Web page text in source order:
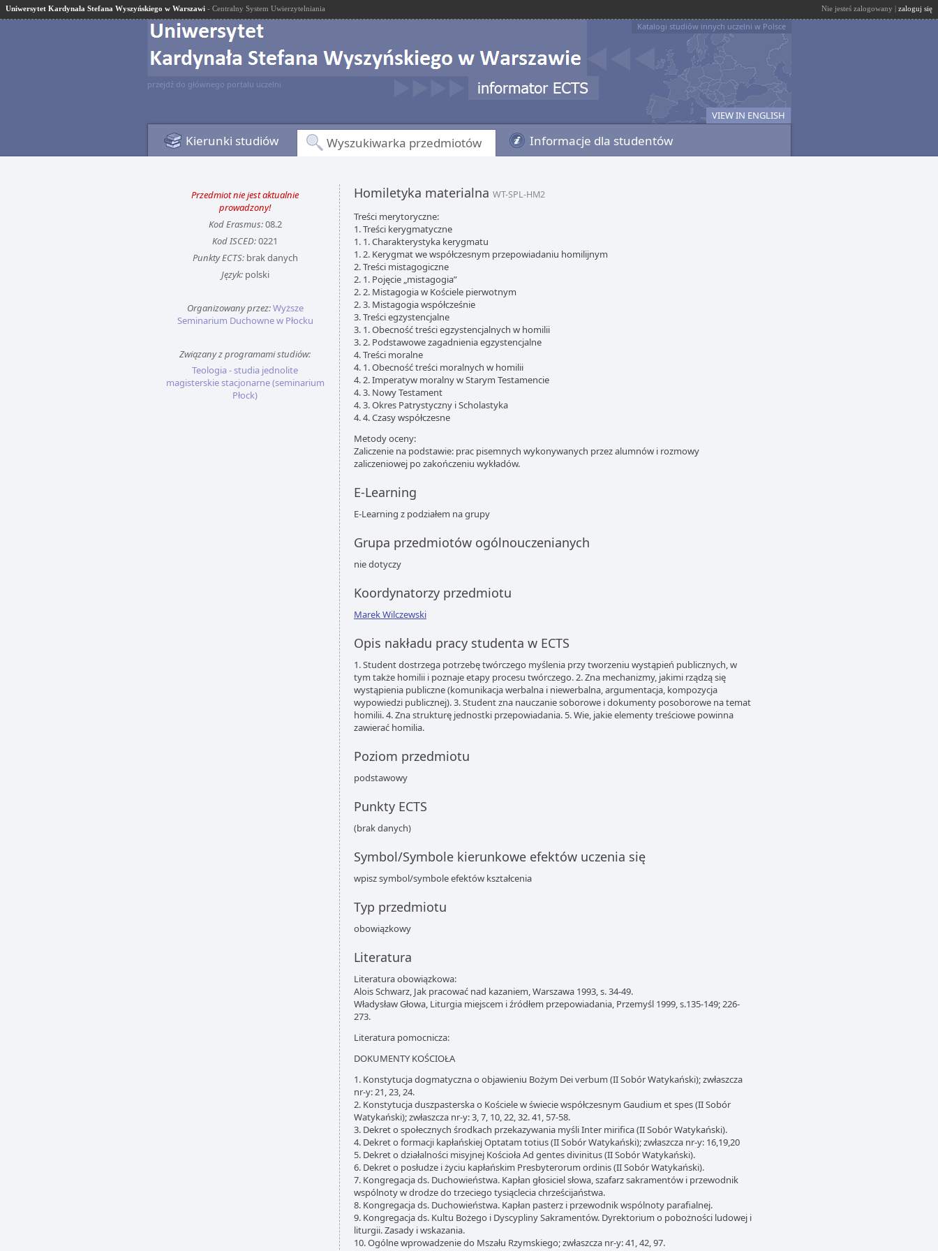
Uniwersytet Kardynała Stefana Wyszyńskiego w Warszawi - Centralny System Uwierzytelniania Nie jesteś zalogowany | zaloguj się
przejdź do głównego portalu uczelni
Katalogi studiów innych uczelni w Polsce
VIEW IN ENGLISH
Kierunki studiów Wyszukiwarka przedmiotów Informacje dla studentów
Przedmiot nie jest aktualnie
prowadzony!
Kod Erasmus:08.2
Kod ISCED:0221
Punkty ECTS:brak danych
Język:polski
Organizowany przez:Wyższe
Seminarium Duchowne w Płocku
Związany z programami studiów:
Teologia - studia jednolite
magisterskie stacjonarne (seminarium
Płock)
Homiletyka materialna WT-SPL-HM2
Treści merytoryczne:
1. Treści kerygmatyczne
1. 1. Charakterystyka kerygmatu
1. 2. Kerygmat we współczesnym przepowiadaniu homilijnym
2. Treści mistagogiczne
2. 1. Pojęcie „mistagogia”
2. 2. Mistagogia w Kościele pierwotnym
2. 3. Mistagogia współcześnie
3. Treści egzystencjalne
3. 1. Obecność treści egzystencjalnych w homilii
3. 2. Podstawowe zagadnienia egzystencjalne
4. Treści moralne
4. 1. Obecność treści moralnych w homilii
4. 2. Imperatyw moralny w Starym Testamencie
4. 3. Nowy Testament
4. 3. Okres Patrystyczny i Scholastyka
4. 4. Czasy współczesne
Metody oceny:
Zaliczenie na podstawie: prac pisemnych wykonywanych przez alumnów i rozmowy
zaliczeniowej po zakończeniu wykładów.
E-Learning
E-Learning z podziałem na grupy
Grupa przedmiotów ogólnouczenianych
nie dotyczy
Koordynatorzy przedmiotu
Marek Wilczewski
Opis nakładu pracy studenta w ECTS
1. Student dostrzega potrzebę twórczego myślenia przy tworzeniu wystąpień publicznych, w
tym także homilii i poznaje etapy procesu twórczego. 2. Zna mechanizmy, jakimi rządzą się
wystąpienia publiczne (komunikacja werbalna i niewerbalna, argumentacja, kompozycja
wypowiedzi publicznej). 3. Student zna nauczanie soborowe i dokumenty posoborowe na temat
homilii. 4. Zna strukturę jednostki przepowiadania. 5. Wie, jakie elementy treściowe powinna
zawierać homilia.
Poziom przedmiotu
podstawowy
Punkty ECTS
(brak danych)
Symbol/Symbole kierunkowe efektów uczenia się
wpisz symbol/symbole efektów kształcenia
Typ przedmiotu
obowiązkowy
Literatura
Literatura obowiązkowa:
Alois Schwarz, Jak pracować nad kazaniem, Warszawa 1993, s. 34-49.
Władysław Głowa, Liturgia miejscem i źródłem przepowiadania, Przemyśl 1999, s.135-149; 226-
273.
Literatura pomocnicza:
DOKUMENTY KOŚCIOŁA
1. Konstytucja dogmatyczna o objawieniu Bożym Dei verbum (II Sobór Watykański); zwłaszcza
nr-y: 21, 23, 24.
2. Konstytucja duszpasterska o Kościele w świecie współczesnym Gaudium et spes (II Sobór
Watykański); zwłaszcza nr-y: 3, 7, 10, 22, 32. 41, 57-58.
3. Dekret o społecznych środkach przekazywania myśli Inter mirifica (II Sobór Watykański).
4. Dekret o formacji kapłańskiej Optatam totius (II Sobór Watykański); zwłaszcza nr-y: 16,19,20
5. Dekret o działalności misyjnej Kościoła Ad gentes divinitus (II Sobór Watykański).
6. Dekret o posłudze i życiu kapłańskim Presbyterorum ordinis (II Sobór Watykański).
7. Kongregacja ds. Duchowieństwa. Kapłan głosiciel słowa, szafarz sakramentów i przewodnik
wspólnoty w drodze do trzeciego tysiąclecia chrześcijaństwa.
8. Kongregacja ds. Duchowieństwa. Kapłan pasterz i przewodnik wspólnoty parafialnej.
9. Kongregacja ds. Kultu Bożego i Dyscypliny Sakramentów. Dyrektorium o pobożności ludowej i
liturgii. Zasady i wskazania.
10. Ogólne wprowadzenie do Mszału Rzymskiego; zwłaszcza nr-y: 41, 42, 97.